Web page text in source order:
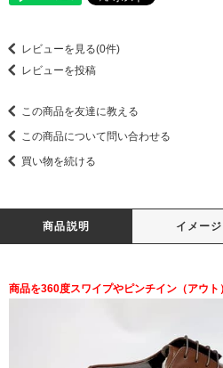
レビューを見る(0件)
レビューを投稿
この商品を友達に教える
この商品について問い合わせる
買い物を続ける
商品説明 イメージ
商品を360度スワイプやピンチイン（アウ